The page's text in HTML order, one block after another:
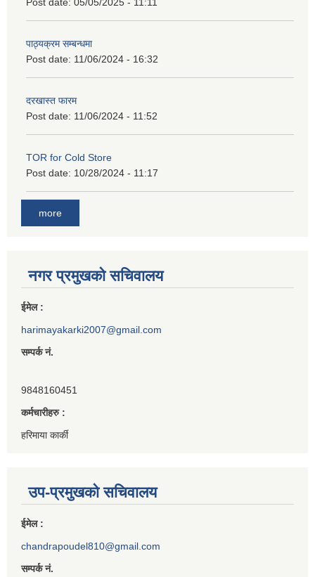
Post date: 05/05/2025 - 11:11
पाठ्यक्रम सम्बन्धमा
Post date: 11/06/2024 - 16:32
दरखास्त फारम
Post date: 11/06/2024 - 11:52
TOR for Cold Store
Post date: 10/28/2024 - 11:17
more
नगर प्रमुखको सचिवालय
ईमेल :
harimayakarki2007@gmail.com
सम्पर्क नं.
9848160451
कर्मचारीहरु :
हरिमाया कार्की
उप-प्रमुखको सचिवालय
ईमेल :
chandrapoudel810@gmail.com
सम्पर्क नं.